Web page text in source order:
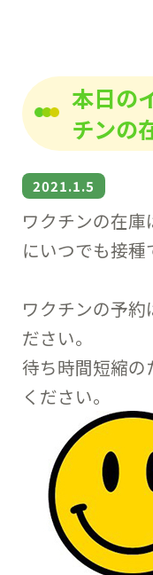
本日の
チンの
2021.1.5
ワクチンの在
にいつでも接種
ワクチンの予約
ださい。
待ち時間短縮の
ください。